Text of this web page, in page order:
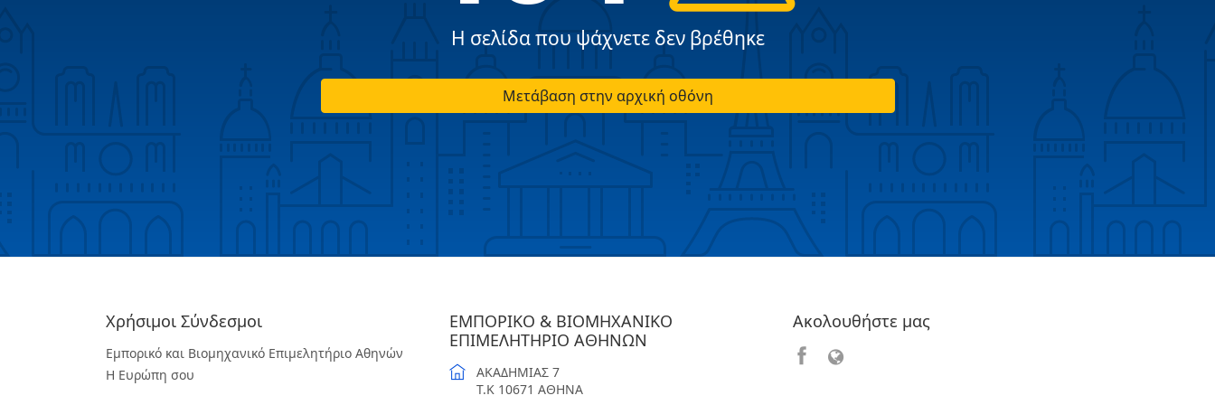
Η σελίδα που ψάχνετε δεν βρέθηκε
Μετάβαση στην αρχική οθόνη
Χρήσιμοι Σύνδεσμοι
Εμπορικό και Βιομηχανικό Επιμελητήριο Αθηνών
Η Ευρώπη σου
ΕΜΠΟΡΙΚΟ & ΒΙΟΜΗΧΑΝΙΚΟ
ΕΠΙΜΕΛΗΤΗΡΙΟ ΑΘΗΝΩΝ
ΑΚΑΔΗΜΙΑΣ 7
T.K 10671 ΑΘΗΝΑ
Ακολουθήστε μας